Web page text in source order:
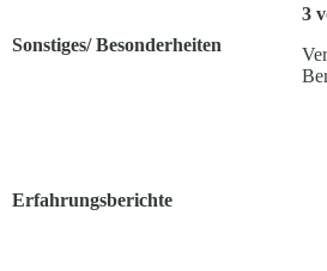
Sonstiges/ Besonderheiten
3
Erfahrungsberichte